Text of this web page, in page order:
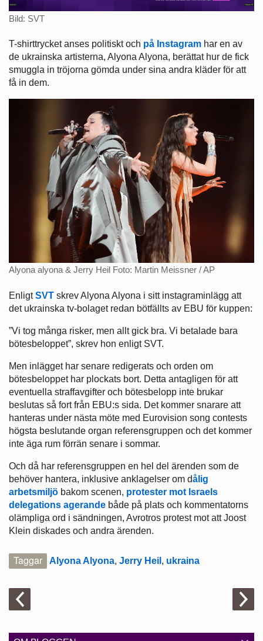
Bild: SVT
T-shirttrycket anses politiskt och på Instagram har en av
de ukrainska artisterna, Alyona Alyona, berättat hur de fick
smuggla in tröjorna gömda under sina andra kläder för att
få in dem.
Alyona alyona & Jerry Heil Foto: Martin Meissner / AP
EnligtSVT skrev Alyona Alyona i sitt instagraminlägg att
det ukrainska tv-bolaget redan bötfällts av EBU för kuppen:
”Vi tog många risker, men allt gick bra. Vi betalade bara
bötesbeloppet”, skrev hon enligt SVT.
Men inlägget har senare redigerats och orden om
bötesbeloppet har plockats bort. Detta antagligen för att
eventuella straffavgifter och bötesbelopp inte brukar
beslutas så fort från EBU:s sida. Det kommer snarare att
hanteras under nästa möte med Eurovision song contests
högsta beslutande organ referensgruppen och det kommer
inte äga rum förrän senare i sommar.
Och då har referensgruppen en hel del ärenden som de
behöver hantera, inklusive anklagelser om dålig
arbetsmiljö bakom scenen, protester mot Israels
delegations agerande både på plats och kommentatorns
olämpliga ord i sändningen, Avrotros protest mot att Joost
Klein diskades och andra ärenden.
Taggar Alyona Alyona, Jerry Heil , ukraina